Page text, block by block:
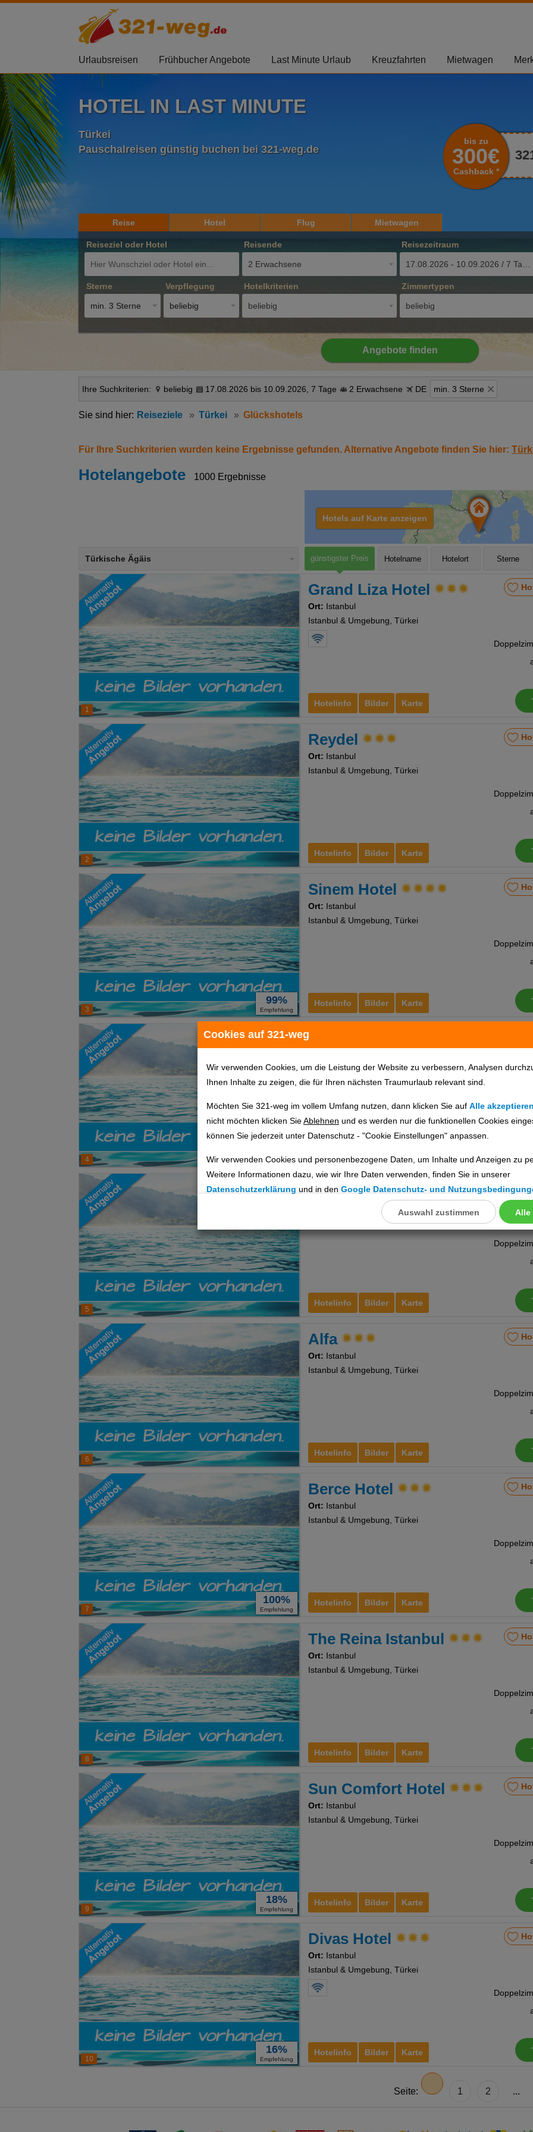
Cookies auf 321-weg
Wir verwenden Cookies, um die Leistung der Website zu verbessern, Analysen
Ihnen Inhalte zu zeigen, die für Ihren nächsten Traumurlaub relevant sind.
Möchten Sie 321-weg im vollem Umfang nutzen, dann klicken Sie auf Alle akzeptieren
nicht möchten klicken SieAblehnen und es werden nur die funktionellen Cookies
können Sie jederzeit unter Datenschutz - "Cookie Einstellungen" anpassen.
Wir verwenden Cookies und personenbezogene Daten, um Inhalte und Anzeigen zu
Weitere Informationen dazu, wie wir Ihre Daten verwenden, finden Sie in unserer
Datenschutzerklärung und in den Google Datenschutz- und
Technische Cookies
Analyse
Social Media Cookies
Advertising
Erweiterte Einstellungen
Alle
Auswahl zustimmen
Urlaubsreisen Frühbucher Angebote Last Minute Urlaub Kreuzfahrten Mietwagen
HOTEL IN LAST MINUTE
Türkei
Pauschalreisen günstig buchen bei 321-weg.de
bis zu
300€
Cashback *
Reise Hotel Flug Mietwagen
Reiseziel oder Hotel Reisende
2 Erwachsene
Reisezeitraum
17.08.2026 - 10.09.2026 / 7 Tage
Sterne
min. 3 Sterne
Verpflegung
beliebig
Hotelkriterien
beliebig
Zimmertypen
beliebig
Angebote finden
Ihre Suchkriterien: beliebig 17.08.2026 bis 10.09.2026, 7 Tage 2 Erwachsene DE min. 3 Sterne
Reiseziele Türkei Glückshotels
Für Ihre Suchkriterien wurden keine Ergebnisse gefunden. Alternative Angebote finden Sie hier:
Hotelangebote 1000 Ergebnisse
Hotels auf Karte anzeigen
Türkische Ägäis günstigster Preis Hotelname Hotelort Sterne
1
Hotelinfo Bilder Karte
Grand Liza Hotel
Ort: Istanbul
Istanbul & Umgebung, Türkei
2
Hotelinfo Bilder Karte
Reydel
Ort: Istanbul
Istanbul & Umgebung, Türkei
3
99%
Empfehlung
Hotelinfo Bilder Karte
Sinem Hotel
Ort: Istanbul
Istanbul & Umgebung, Türkei
4
The Zanadu Istanbul
Istanbul & Umgebung, Türkei
5
Hotelinfo Bilder Karte
Grand Milan Hotel
Istanbul & Umgebung, Türkei
6
Hotelinfo Bilder Karte
Alfa
Ort: Istanbul
Istanbul & Umgebung, Türkei
7
100%
Empfehlung
Hotelinfo Bilder Karte
Berce Hotel
Ort: Istanbul
Istanbul & Umgebung, Türkei
8
Hotelinfo Bilder Karte
The Reina Istanbul
Ort: Istanbul
Istanbul & Umgebung, Türkei
9
18%
Empfehlung
Hotelinfo Bilder Karte
Sun Comfort Hotel
Ort: Istanbul
Istanbul & Umgebung, Türkei
10
16%
Empfehlung
Hotelinfo Bilder Karte
Divas Hotel
Ort: Istanbul
Istanbul & Umgebung, Türkei
Seite: 1 2 ...